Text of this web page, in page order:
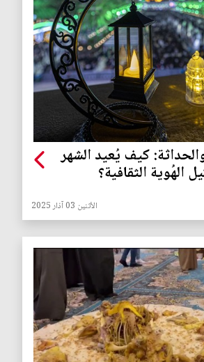
كيف يُعيد الشهر
الهُوية الثقافية؟
الأثنين 03 آذار 2025